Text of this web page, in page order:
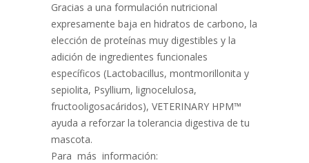
Gracias a una formulación nutricional
expresamente baja en hidratos de carbono, la
elección de proteínas muy digestibles y la
adición de ingredientes funcionales
específicos (Lactobacillus, montmorillonita y
sepiolita, Psyllium, lignocelulosa,
fructooligosacáridos), VETERINARY HPM™
ayuda a reforzar la tolerancia digestiva de tu
mascota.
Para más información: